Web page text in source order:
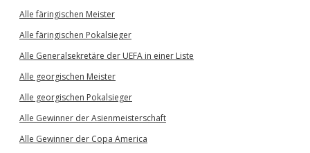
Alle färingischen Meister
Alle färingischen Pokalsieger
Alle Generalsekretäre der UEFA in einer Liste
Alle georgischen Meister
Alle georgischen Pokalsieger
Alle Gewinner der Asienmeisterschaft
Alle Gewinner der Copa America